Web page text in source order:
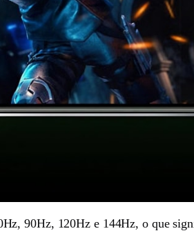
90Hz, 120Hz e 144Hz, o que